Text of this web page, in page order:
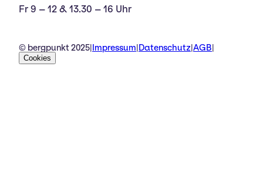
Fr 9 – 12 & 13.30 – 16 Uhr
© bergpunkt 2025 Impressum Datenschutz AGB
Cookies